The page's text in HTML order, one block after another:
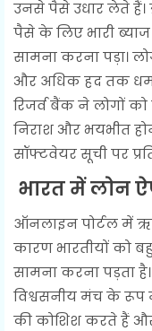
उनसे पैसे उधार लेते
पैसे के लिए भारी
सामना करना पड़ा।
और अधिक हद तक
रिजर्व बैंक ने लोगों
निराश और भयभीत
सॉफ्टवेयर सूची पर
भारत में लोन
ऑनलाइन पोर्टल में
कारण भारतीयों को
सामना करना पड़ता
विश्वसनीय मंच के रूप
की कोशिश करते हैं